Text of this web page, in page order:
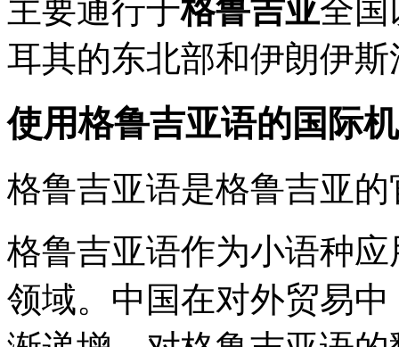
主要通行于格鲁吉亚全国
耳其的东北部和伊朗伊
使用格鲁吉亚语的国际
格鲁吉亚语是格鲁吉亚
格鲁吉亚语作为小语种
领域。中国在对外贸易